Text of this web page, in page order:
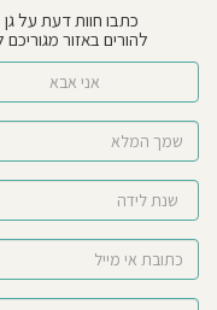
כתבו חוות דעת על גן
להורים באזור
אני אבא